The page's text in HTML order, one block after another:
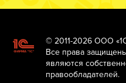
© 2011-2026 ООО
Все права
являются
правообладателей.